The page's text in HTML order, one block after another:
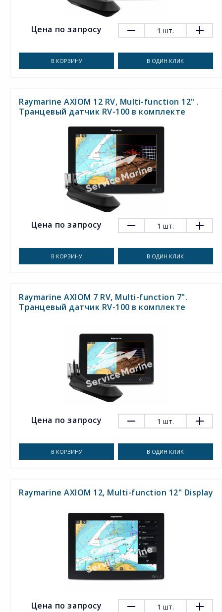
Цена по запросу 1 шт.
В КОРЗИНУ В ОДИН КЛИК
Raymarine AXIOM 12 RV, Multi-function 12" .
Транцевый датчик RV-100 в комплекте
Цена по запросу 1 шт.
В КОРЗИНУ В ОДИН КЛИК
Raymarine AXIOM 7 RV, Multi-function 7".
Транцевый датчик RV-100 в комплекте
Цена по запросу 1 шт.
В КОРЗИНУ В ОДИН КЛИК
Raymarine AXIOM 12, Multi-function 12" Display
Цена по запросу 1 шт.